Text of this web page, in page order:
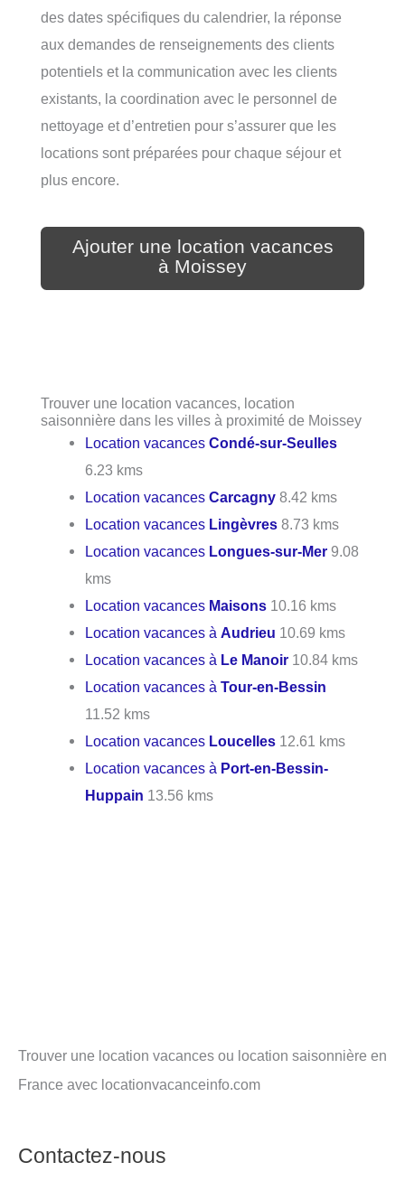
des dates spécifiques du calendrier, la réponse
aux demandes de renseignements des clients
potentiels et la communication avec les clients
existants, la coordination avec le personnel de
nettoyage et d’entretien pour s’assurer que les
locations sont préparées pour chaque séjour et
plus encore.
Ajouter une location vacances
à Moissey
Trouver une location vacances, location
saisonnière dans les villes à proximité de Moissey
Location vacancesCondé-sur-Seulles
6.23 kms
Location vacancesCarcagny 8.42 kms
Location vacances Lingèvres 8.73 kms
Location vacances Longues-sur-Mer 9.08
kms
Location vacances Maisons 10.16 kms
Location vacances àAudrieu 10.69 kms
Location vacances à Le Manoir 10.84 kms
Location vacances àTour-en-Bessin
11.52 kms
Location vacances Loucelles 12.61 kms
Location vacances à Port-en-Bessin-
Huppain 13.56 kms
Trouver une location vacances ou location saisonnière en
France avec locationvacanceinfo.com
Contactez-nous